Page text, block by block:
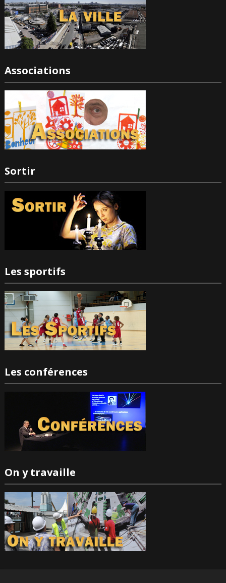
Associations
Sortir
Les sportifs
Les conférences
On y travaille